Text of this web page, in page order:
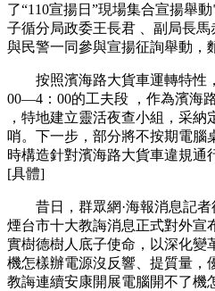
了“110宣揚日”現場集合宣揚舉動
子循分局政委王長君 、副局長馬
與民警一同參與宣揚征詢舉動 
按照濱海路大貨車運轉特性，
00—4 ：00的工夫段 ，作為
，特地建立靈活夜查小組，
哨。下一步，部分將不按期電
時構造針對濱海路大貨車違規通行
[具體]
昔日，群眾網·海報消息記者
煙台市十大教誨消息正式對外宣布
實樹德樹人底子使命，以深化變
機怎樣辦電源沒反響、提質量，
教誨連續安康開展電腦開不了機